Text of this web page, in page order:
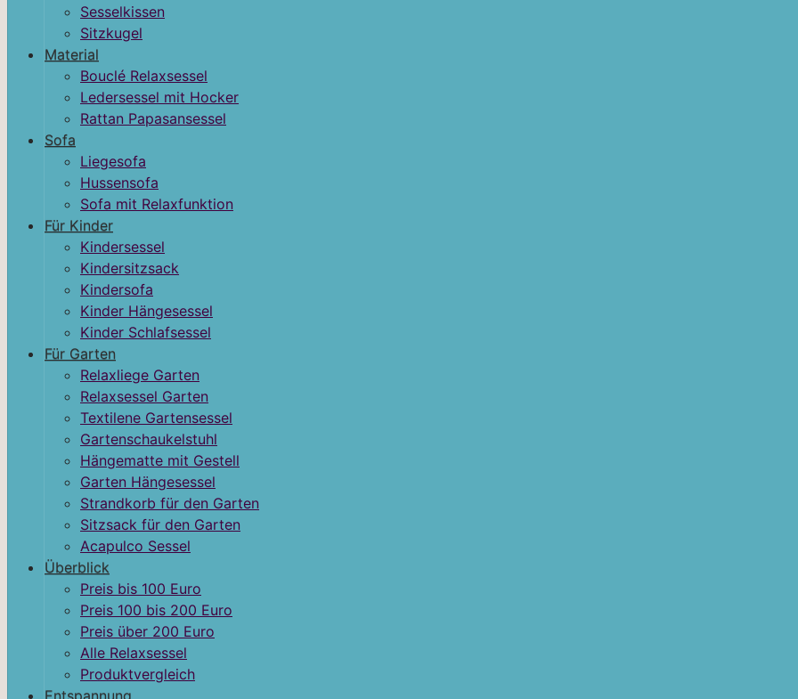
Sesselkissen
Sitzkugel
Material
Bouclé Relaxsessel
Ledersessel mit Hocker
Rattan Papasansessel
Sofa
Liegesofa
Hussensofa
Sofa mit Relaxfunktion
Für Kinder
Kindersessel
Kindersitzsack
Kindersofa
Kinder Hängesessel
Kinder Schlafsessel
Für Garten
Relaxliege Garten
Relaxsessel Garten
Textilene Gartensessel
Gartenschaukelstuhl
Hängematte mit Gestell
Garten Hängesessel
Strandkorb für den Garten
Sitzsack für den Garten
Acapulco Sessel
Überblick
Preis bis 100 Euro
Preis 100 bis 200 Euro
Preis über 200 Euro
Alle Relaxsessel
Produktvergleich
Entspannung